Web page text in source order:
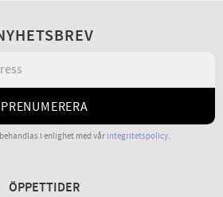
PRENUMERERA
i enlighet med vår integritetspolicy.
ÖPPETTIDER